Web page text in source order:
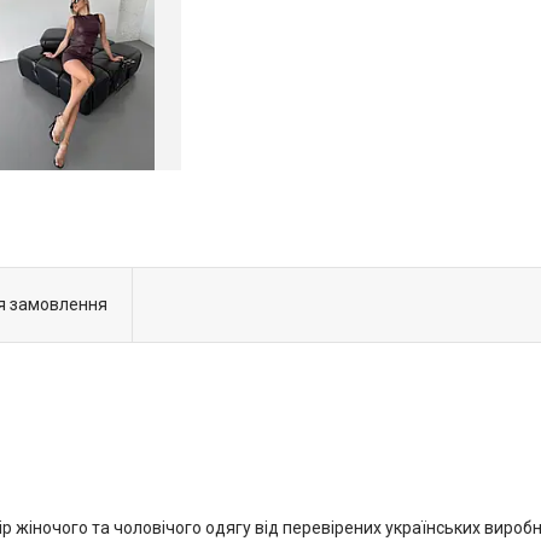
замовлення
та чоловічого одягу від перевірених українських